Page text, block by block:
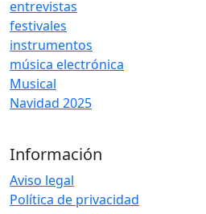
entrevistas
festivales
instrumentos
música electrónica
Musical
Navidad 2025
Información
Aviso legal
Política de privacidad